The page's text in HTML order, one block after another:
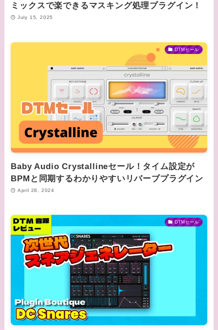
ミックスで楽できるマスキング処理プラグイン！
July 15, 2025
DTMセール
Baby Audio Crystallineセール！タイム設定が
BPMと同期するわかりやすいリバーブプラグイン
April 28, 2024
DTMセール